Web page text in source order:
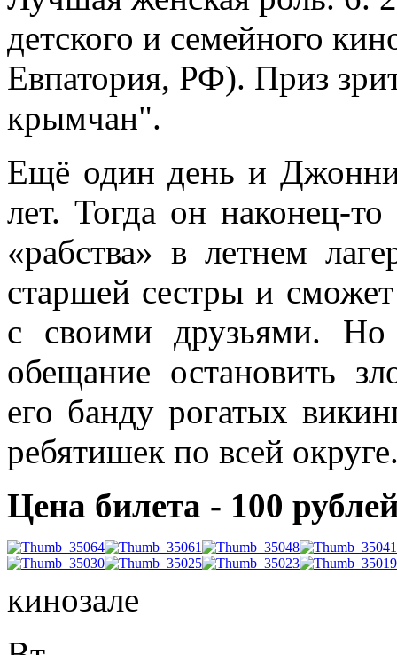
детского и семейного
Евпатория, РФ). Приз
крымчан".
Ещё один день и Джонни
лет. Тогда он наконец-то
«рабства» в летнем
старшей сестры и
с своими друзьями. Но
обещание остановить
его банду рогатых
ребятишек по всей
Цена билета - 100
кинозале